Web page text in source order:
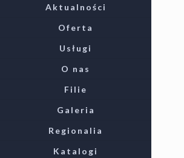
Aktualności
Oferta
Usługi
O nas
Filie
Galeria
Regionalia
Katalogi